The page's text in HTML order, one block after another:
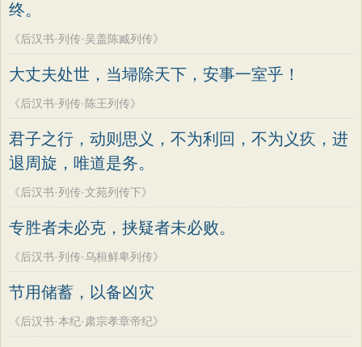
终。
《后汉书·列传·吴盖陈臧列传》
大丈夫处世，当埽除天下，安事一室乎！
《后汉书·列传·陈王列传》
君子之行，动则思义，不为利回，不为义疚，进
退周旋，唯道是务。
《后汉书·列传·文苑列传下》
专胜者未必克，挟疑者未必败。
《后汉书·列传·乌桓鲜卑列传》
节用储蓄，以备凶灾
《后汉书·本纪·肃宗孝章帝纪》